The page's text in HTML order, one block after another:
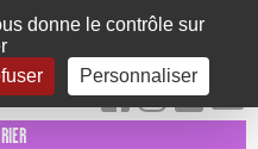
donne le contrôle sur
Personnaliser
KIDS EXPOS EVENTS